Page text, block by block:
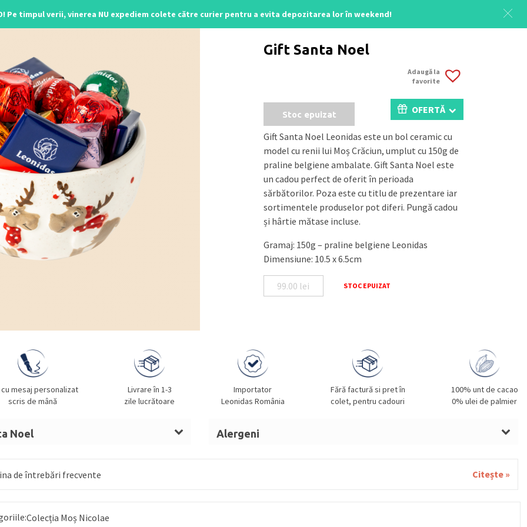
Pe timpul verii, vinerea NU expediem colete către curier pentru a evita depozitarea lor în weekend!
Gift Santa Noel
Adaugă la
favorite
Stoc epuizat OFERTĂ
Gift Santa Noel Leonidas este un bol ceramic cu
model cu renii lui Moș Crăciun, umplut cu 150g de
praline belgiene ambalate. Gift Santa Noel este
un cadou perfect de oferit în perioada
sărbătorilor. Poza este cu titlu de prezentare iar
sortimentele produselor pot diferi. Pungă cadou
și hârtie mătase incluse.
Gramaj: 150g – praline belgiene Leonidas
Dimensiune: 10.5 x 6.5cm
99.00 lei STOC EPUIZAT
cu mesaj personalizat
scris de mână
Livrare în 1-3
zile lucrătoare
Importator
Leonidas România
Fără factură si pret în
colet, pentru cadouri
100% unt de cacao
0% ulei de palmier
Noel
de glucoză,UNT
glucoză și fructoză, fructe confiate
Alergeni
de întrebări frecvente Citește »
Colecția Moș Nicolae